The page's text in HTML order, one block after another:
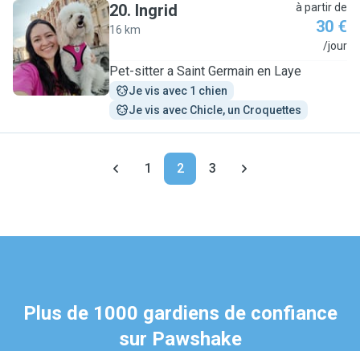
I
20. Ingrid
16 km
à partir de
30 €
/jour
Pet-sitter a Saint Germain en Laye
Je vis avec 1 chien
Je vis avec Chicle, un Croquettes
1 2 3
Plus de 1000 gardiens de confiance
sur Pawshake